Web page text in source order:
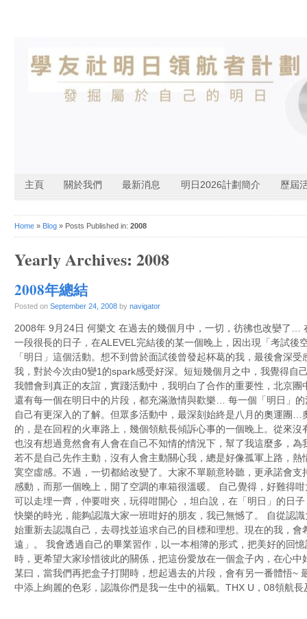
主頁 關於我們 最新消息 明日2026計劃簡介 歷屆
Home » Blog » Posts Published in: 2008
Yearly Archives: 2008
2008年總結
Posted on September 24, 2008 by navigator
2008年 9月24日 何樂文 在過去的幾個月中，一切，彷彿也改孌了…
一段很長的日子，在ALEVEL完結後的某一個晚上，因出現「考試後
「明日」這個活動。想不到曾於面試後曾發起杯葛的我，最後會深
我，對於今次由0變1的spark感受好深。短短幾個月之中，我覺得自
我體會到真正的友誼，實踐活動中，我明白了合作的重要性，北京
還有每一個在明日中的片段，都充滿激情與歡樂… 每一個「明日」
自己有更深入的了解。但眾多活動中，最深刻始終是八月的奧運團…
的，是在回程的火車路上，幾個領航長傾訴心事的一個晚上。從來
也沒有想過竟然會有人會在自己不知情的情況下，幫了我這麼多，
若不是自己先作主動，沒有人會主動關心我，總是好像孤軍上路，
寞空虛感。不過，一切都給改變了。大家不單願意聆聽，更承諾會
感動，而那一個晚上，開了空調的車箱很溫暖。 自己覺得，好難得
可以走埋一齊，仲要咁夾，玩得咁開心 ，坦白說，在「明日」的日
快樂的時光，能夠認識大家一班咁好的朋友，我已無憾了。 自從認
始重新去認識自己，去尋找並追求自己的目標和理想。現在的我，會
遠」。 我會透過自己的畢業習作，以一本相簿的形式，把美好的回
時，更希望大家珍惜彼此的關係，把這份愛放在一個盒子內，在心
某曰，當我們再把盒子打開時，想起過去的片段，會有另一番體悟~
中添上絢麗的色彩，認識你們是我一生中的福氣。THX U，08領航長